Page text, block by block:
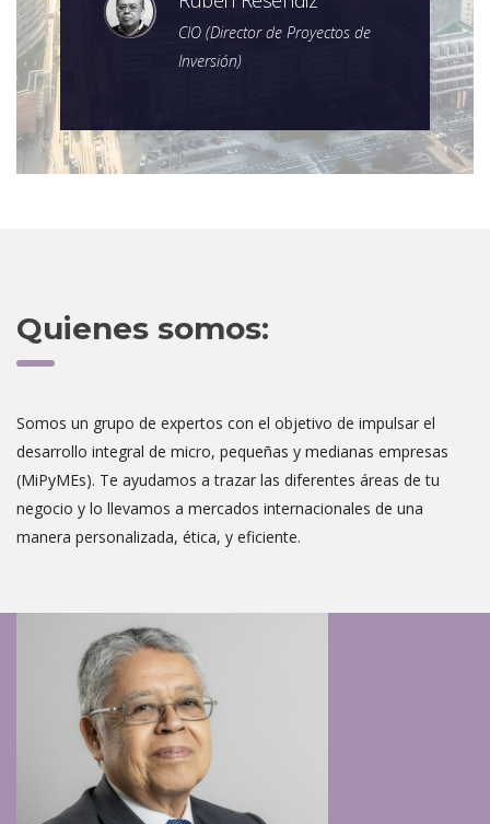
CIO (Director de Proyectos de
Inversión)
Quienes somos:
Somos un grupo de expertos con el objetivo de impulsar el
desarrollo integral de micro, pequeñas y medianas empresas
(MiPyMEs). Te ayudamos a trazar las diferentes áreas de tu
negocio y lo llevamos a mercados internacionales de una
manera personalizada, ética, y eficiente.